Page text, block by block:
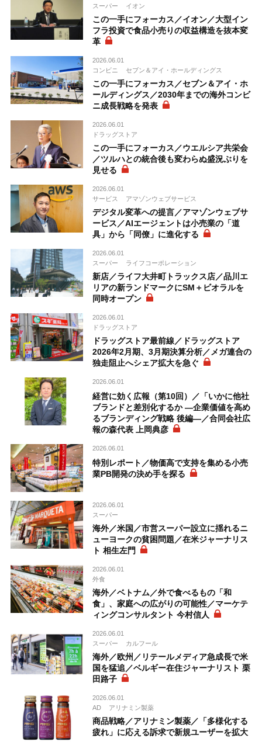
スーパー
イオン
この一手にフォーカス／イオン／大型イン
フラ投資で食品小売りの収益構造を抜本変
革
2026.06.01
コンビニ
セブン＆アイ・ホールディングス
この一手にフォーカス／セブン＆アイ・ホ
ールディングス／2030年までの海外コンビ
ニ成長戦略を発表
2026.06.01
ドラッグストア
この一手にフォーカス／ウエルシア共栄会
／ツルハとの統合後も変わらぬ盛況ぶりを
見せる
2026.06.01
サービス
アマゾンウェブサービス
デジタル変革への提言／アマゾンウェブサ
ービス／AIエージェントは小売業の「道
具」から「同僚」に進化する
2026.06.01
スーパー
ライフコーポレーション
新店／ライフ大井町トラックス店／品川エ
リアの新ランドマークにSM＋ビオラルを
同時オープン
2026.06.01
ドラッグストア
ドラッグストア最前線／ドラッグストア
2026年2月期、3月期決算分析／メガ連合の
独走阻止へシェア拡大を急ぐ
2026.06.01
経営に効く広報（第10回）／「いかに他社
ブランドと差別化するか ―企業価値を高め
るブランディング戦略 後編―／合同会社広
報の森代表 上岡典彦
2026.06.01
特別レポート／物価高で支持を集める小売
業PB開発の決め手を探る
2026.06.01
スーパー
海外／米国／市営スーパー設立に揺れるニ
ューヨークの貧困問題／在米ジャーナリス
ト 相生左門
2026.06.01
外食
海外／ベトナム／外で食べるもの「和
食」、家庭への広がりの可能性／マーケテ
ィングコンサルタント 今村信人
2026.06.01
スーパー
カルフール
海外／欧州／リテールメディア急成長で米
国を猛追／ベルギー在住ジャーナリスト 栗
田路子
2026.06.01
AD
アリナミン製薬
商品戦略／アリナミン製薬／「多様化する
疲れ」に応える訴求で新規ユーザーを拡大